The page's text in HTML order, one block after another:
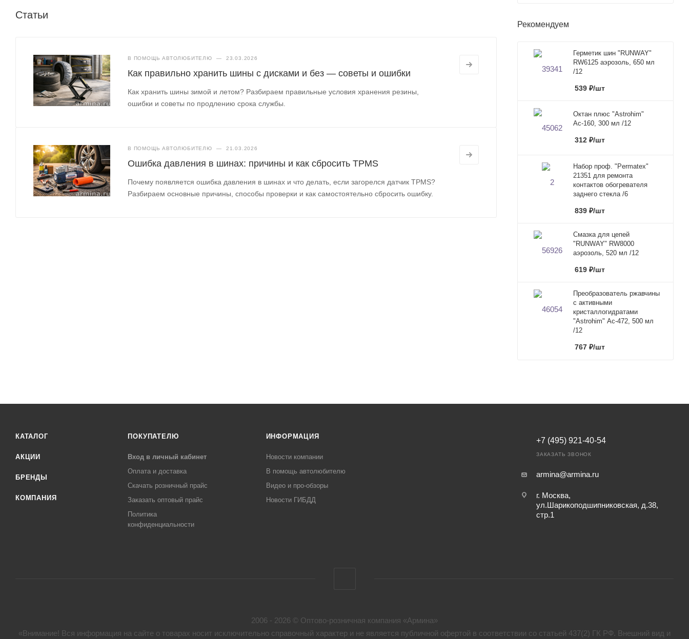
Статьи
В ПОМОЩЬ АВТОЛЮБИТЕЛЮ — 23.03.2026
Как правильно хранить шины с дисками и без — советы и ошибки
Как хранить шины зимой и летом? Разбираем правильные условия хранения резины,
ошибки и советы по продлению срока службы.
В ПОМОЩЬ АВТОЛЮБИТЕЛЮ — 21.03.2026
Ошибка давления в шинах: причины и как сбросить TPMS
Почему появляется ошибка давления в шинах и что делать, если загорелся датчик TPMS?
Разбираем основные причины, способы проверки и как самостоятельно сбросить ошибку.
Рекомендуем
Герметик шин "RUNWAY"
RW6125 аэрозоль, 650 мл
/12
539 ₽/шт
Октан плюс "Astrohim"
Ас-160, 300 мл /12
312 ₽/шт
Набор проф. "Permatex"
21351 для ремонта
контактов обогревателя
заднего стекла /6
839 ₽/шт
Смазка для цепей
"RUNWAY" RW8000
аэрозоль, 520 мл /12
619 ₽/шт
Преобразователь ржавчины
с активными
кристаллогидратами
"Astrohim" Ас-472, 500 мл
/12
767 ₽/шт
КАТАЛОГ
АКЦИИ
БРЕНДЫ
КОМПАНИЯ
ПОКУПАТЕЛЮ
Вход в личный кабинет
Оплата и доставка
Скачать розничный прайс
Заказать оптовый прайс
Политика
конфиденциальности
ИНФОРМАЦИЯ
Новости компании
В помощь автолюбителю
Видео и про-обзоры
Новости ГИБДД
+7 (495) 921-40-54
ЗАКАЗАТЬ ЗВОНОК
armina@armina.ru
г. Москва,
ул.Шарикоподшипниковская, д.38,
стр.1
2006 - 2026 © Оптово-розничная компания «Армина»
«Внимание! Вся информация на сайте о товарах носит исключительно справочный характер и не является публичной офертой в соответствии со статьей 437(2) ГК РФ. Внешний вид и